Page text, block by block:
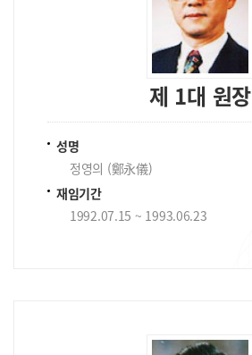
제 1대 원장
성명
정영의 (鄭永儀)
재임기간
1992.07.15 ~ 1993.06.23